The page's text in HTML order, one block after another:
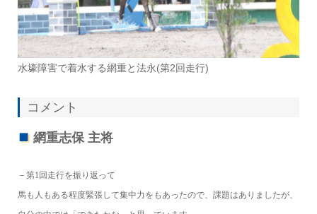
水壕障害で着水する網重と法永(第2回走行)
コメント
網重志保 主将
－第1回走行を振り返って
馬も人もある程度緊張して集中力をもあったので、課題はありましたが、